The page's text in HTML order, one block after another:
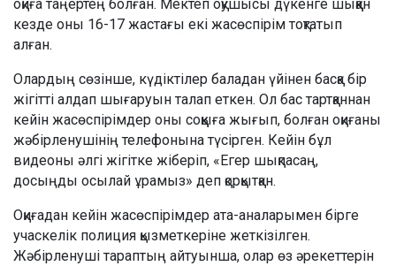
оқиға таңертең болған. Мектеп оқушысы дүкенге шыққан
кезде оны 16-17 жастағы екі жасөспірім тоқтатып
алған.
Олардың сөзінше, күдіктілер баладан үйінен басқа бір
жігітті алдап шығаруын талап еткен. Ол бас тартқаннан
кейін жасөспірімдер оны соққыға жығып, болған оқиғаны
жәбірленушінің телефонына түсірген. Кейін бұл
видеоны әлгі жігітке жіберіп, «Егер шықпасаң,
досыңды осылай ұрамыз» деп қорқытқан.
Оқиғадан кейін жасөспірімдер ата-аналарымен бірге
учаскелік полиция қызметкеріне жеткізілген.
Жәбірленуші тараптың айтуынша, олар өз әрекеттерін